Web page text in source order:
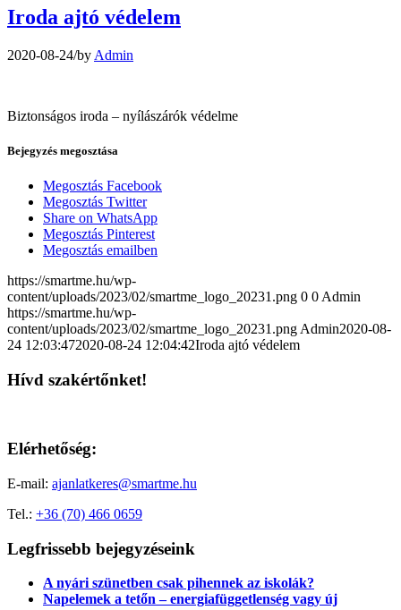
Iroda ajtó védelem
2020-08-24/by Admin
Biztonságos iroda – nyílászárók védelme
Bejegyzés megosztása
Megosztás Facebook
Megosztás Twitter
Share on WhatsApp
Megosztás Pinterest
Megosztás emailben
https://smartme.hu/wp-
content/uploads/2023/02/smartme_logo_20231.png 0 0 Admin
https://smartme.hu/wp-
content/uploads/2023/02/smartme_logo_20231.png Admin2020-08-
24 12:03:472020-08-24 12:04:42Iroda ajtó védelem
Hívd szakértőnket!
Elérhetőség:
E-mail: ajanlatkeres@smartme.hu
Tel.: +36 (70) 466 0659
Legfrissebb bejegyzéseink
A nyári szünetben csak pihennek az iskolák?
Napelemek a tetőn – energiafüggetlenség vagy új